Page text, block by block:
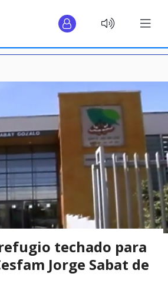
techado para
Jorge Sabat de